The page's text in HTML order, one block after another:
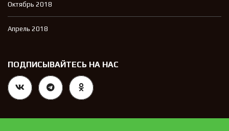
Октябрь 2018
Апрель 2018
ПОДПИСЫВАЙТЕСЬ НА НАС